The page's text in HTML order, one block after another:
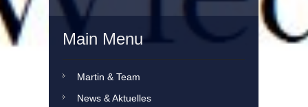
Main Menu
Martin & Team
News & Aktuelles